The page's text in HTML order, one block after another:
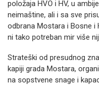
položaja HVO i HV, u
neimaštine, ali i sa sve
odbrana Mostara i Bosne i
ni tako potreban mir više
Strateški od presudnog
kapiji grada Mostara,
na sopstvene snage i